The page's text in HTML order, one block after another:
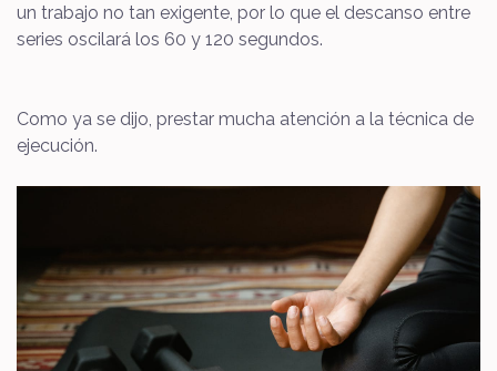
un trabajo no tan exigente, por lo que el descanso entre
series oscilará los 60 y 120 segundos.
Como ya se dijo, prestar mucha atención a la técnica de
ejecución.